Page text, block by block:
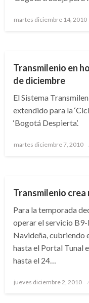
Publicado
martes diciembre 14, 2010
SAN CRISTÓBAL
Transmilenio en
de diciembre
El Sistema
extendido para la
‘Bogotá Despierta’.
Publicado
martes diciembre 7, 2010
ANTONIO NARIÑO
BOGOTÁ VIDEOS
COMO VA BOGOTÁ
RAFAEL URIBE URIBE
Transmilenio
Para la temporada
operar el servicio
Navideña, cubriendo
hasta el Portal Tunal
hasta el 24…
Publicado
jueves diciembre 2, 2010